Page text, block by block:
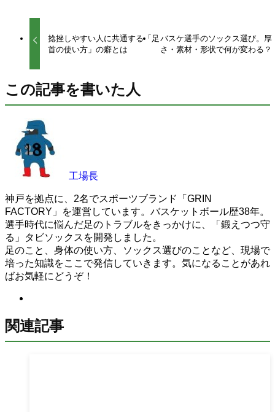
捻挫しやすい人に共通する「足
首の使い方」の癖とは
バスケ選手のソックス選び。厚
さ・素材・形状で何が変わる？
この記事を書いた人
工場長
神戸を拠点に、2名でスポーツブランド「GRIN
FACTORY」を運営しています。バスケットボール歴38年。
選手時代に悩んだ足のトラブルをきっかけに、「鍛えつつ守
る」タビソックスを開発しました。
足のこと、身体の使い方、ソックス選びのことなど、現場で
培った知識をここで発信していきます。気になることがあれ
ばお気軽にどうぞ！
関連記事